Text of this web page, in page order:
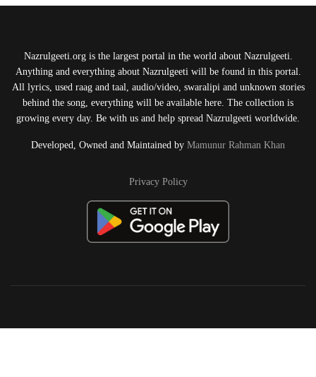
Nazrulgeeti.org is the largest portal in the world about Nazrulgeeti.
Anything and everything about Nazrulgeeti will be found in this portal.
All lyrics, used raag and taal, audio/video, swaralipi and unknown stories
behind the song, everything will be available here. The collection is
growing every day. Be with us and help spread Nazrulgeeti worldwide.
Developed, Owned and Maintained by Mamunur Rahman Khan
Privacy Policy